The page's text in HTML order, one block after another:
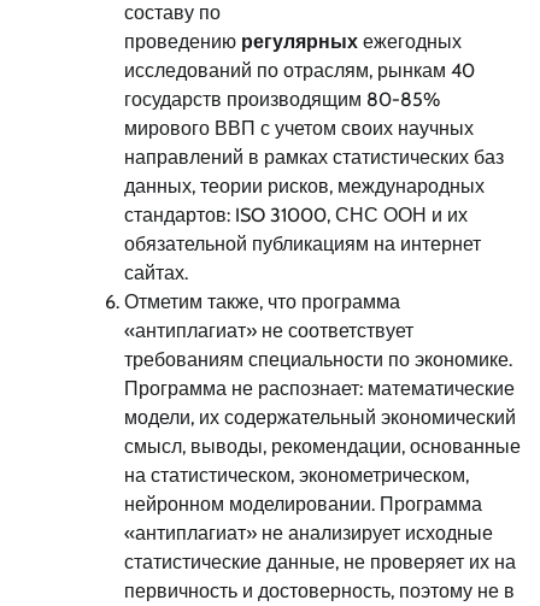
составу по
проведению регулярных ежегодных
исследований по отраслям, рынкам 40
государств производящим 80-85%
мирового ВВП с учетом своих научных
направлений в рамках статистических баз
данных, теории рисков, международных
стандартов: ISO 31000, СНС ООН и их
обязательной публикациям на интернет
сайтах.
Отметим также, что программа
«антиплагиат» не соответствует
требованиям специальности по экономике.
Программа не распознает: математические
модели, их содержательный экономический
смысл, выводы, рекомендации, основанные
на статистическом, эконометрическом,
нейронном моделировании. Программа
«антиплагиат» не анализирует исходные
статистические данные, не проверяет их на
первичность и достоверность, поэтому не в